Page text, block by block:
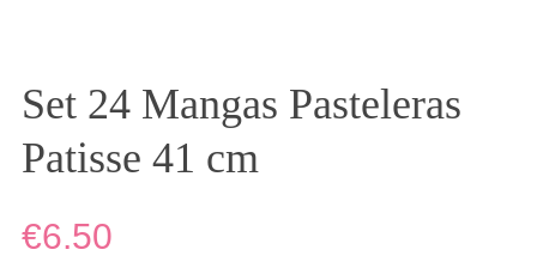
Set 24 Mangas Pasteleras
Patisse 41 cm
€6.50